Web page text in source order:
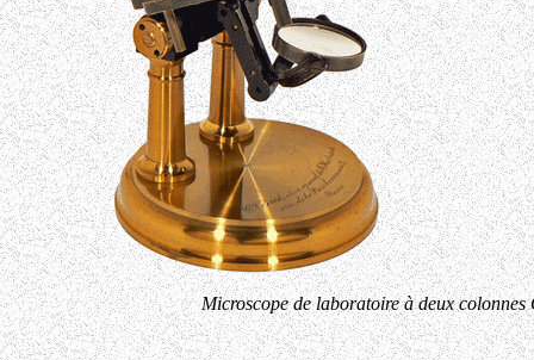
Microscope de laboratoire à deux